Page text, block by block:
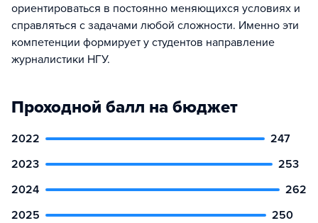
ориентироваться в постоянно меняющихся условиях и
справляться с задачами любой сложности. Именно эти
компетенции формирует у студентов направление
журналистики НГУ.
Проходной балл на бюджет
2022
247
2023
253
2024
262
2025
250